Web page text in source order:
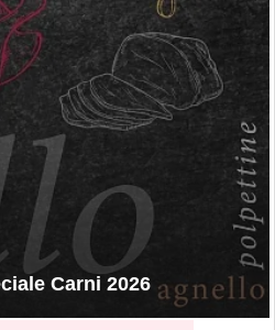
Carni 2026